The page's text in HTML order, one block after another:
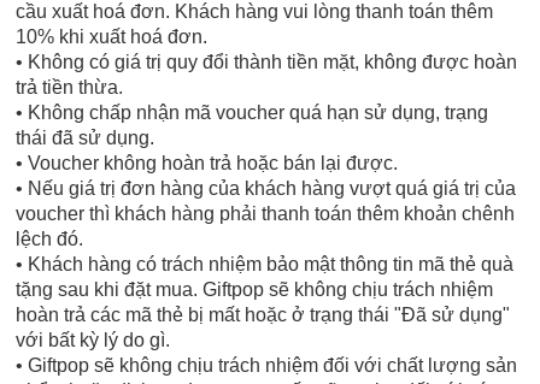
cầu xuất hoá đơn. Khách hàng vui lòng thanh toán thêm
10% khi xuất hoá đơn.
​• Không có giá trị quy đổi thành tiền mặt, không được hoàn
trả tiền thừa.
​• Không chấp nhận mã voucher quá hạn sử dụng, trạng
thái đã sử dụng.
​• Voucher không hoàn trả hoặc bán lại được.
​• Nếu giá trị đơn hàng của khách hàng vượt quá giá trị của
voucher thì khách hàng phải thanh toán thêm khoản chênh
lệch đó.
​• Khách hàng có trách nhiệm bảo mật thông tin mã thẻ quà
tặng sau khi đặt mua. Giftpop sẽ không chịu trách nhiệm
hoàn trả các mã thẻ bị mất hoặc ở trạng thái "Đã sử dụng"
với bất kỳ lý do gì.
​• Giftpop sẽ không chịu trách nhiệm đối với chất lượng sản